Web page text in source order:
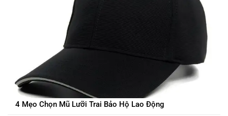
4 Mẹo Chọn Mũ Lưỡi Trai Bảo Hộ Lao Động